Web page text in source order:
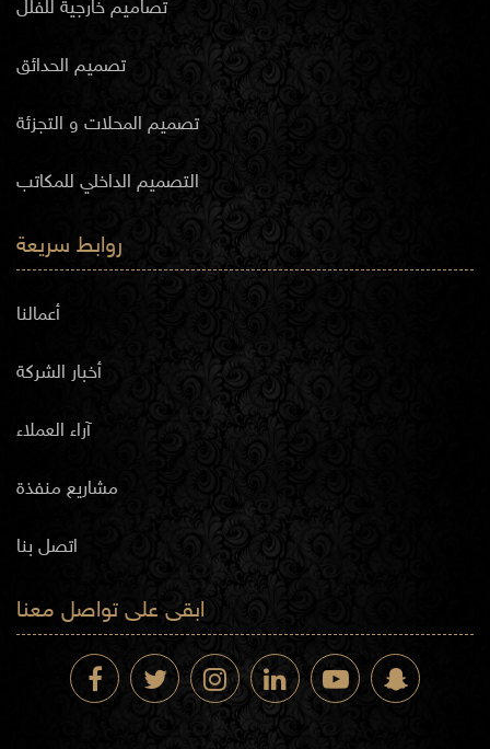
تصاميم خارجية للفلل
تصميم الحدائق
تصميم المحلات و التجزئة
التصميم الداخلي للمكاتب
روابط سريعة
أعمالنا
أخبار الشركة
آراء العملاء
مشاريع منفذة
اتصل بنا
ابقى على تواصل معنا